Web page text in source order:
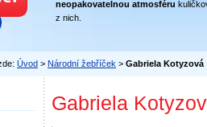
neopakovatelnou atmosféru
z nich.
Úvod > Národní žebříček > Gabriela Kotyzová
Gabriela